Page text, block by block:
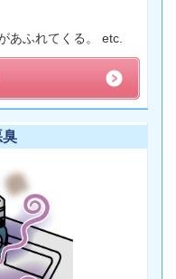
あふれてくる。 etc.
臭